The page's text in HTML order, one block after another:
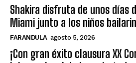
Shakira disfruta de unos días
Miami junto a los niños
FARANDULA agosto 5, 2026
¡Con gran éxito clausura XX